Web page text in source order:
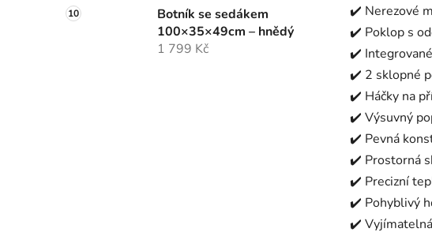
Botník se sedákem
100×35×49cm – hnědý
1 799 Kč
✔️ Nerezové
✔️ Poklop s
✔️
✔️ 2 sklopné
✔️ Háčky na
✔️ Výsuvný
✔️ Pevná
✔️ Prostorná
✔️ Precizní
✔️ Pohyblivý
✔️